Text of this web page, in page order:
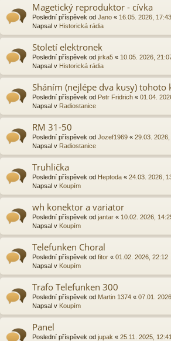
Magetický reproduktor - cívka
Poslední příspěvek od Jano « 16.05. 2026, 17:43
Napsal v Historická rádia
Století elektronek
Poslední příspěvek od jirka5 « 10.05. 2026,
Napsal v Historická rádia
Sháním (nejlépe dva kusy) tohoto
Poslední příspěvek od Petr Fridrich « 01.04.
Napsal v Radiostanice
RM 31-50
Poslední příspěvek od Jozef1969 « 29.03.
Napsal v Radiostanice
Truhlička
Poslední příspěvek od Heptoda « 24.03. 2026,
Napsal v Koupím
wh konektor a variator
Poslední příspěvek od jantar « 10.02. 2026,
Napsal v Koupím
Telefunken Choral
Poslední příspěvek od fitor « 01.02. 2026, 22:12
Napsal v Koupím
Trafo Telefunken 300
Poslední příspěvek od Martin 1374 « 07.01.
Napsal v Koupím
Panel
Poslední příspěvek od jupak « 25.11. 2025, 12:41